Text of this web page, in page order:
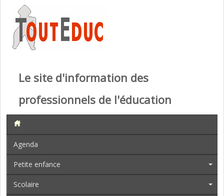
Le site d'information des
professionnels de l'éducation
Agenda
Petite enfance
Scolaire